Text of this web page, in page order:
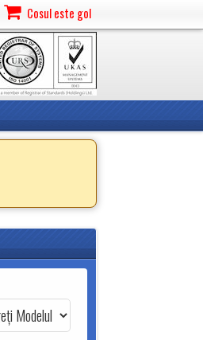
Cosul este gol